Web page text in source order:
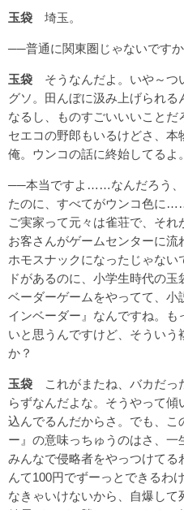
玉袋 埼玉。
──普通に関東圏じゃないですか
玉袋 そうなんだよ。いや～つ
グソ。田んぼに汲み上げられ
なるし、ものすごいいいこと
セエコの野郎もいるけどさ、
俺。ウンコの話に終始してるよ。
──本当ですよ……なんだろう、
たのに、すべてがウンコ色に
ご実家って元々は雀荘で、そ
お客さんがゲームセンターに
ホモスナックになったじゃな
ドがあるのに、小学生時代の
ベーダーゲームをやってて、小
インベーダー』なんですね。
いと思うんですけど、そうい
か？
玉袋 これがまたね、バカだっ
らずなんだよな。そうやって
込んでるんだからさ。でも、
ー』の意味っちゅうのはさ、一
みんなで侵略者をやっつけて
んて100円でずーっとできるわ
なきゃいけないから、自爆して